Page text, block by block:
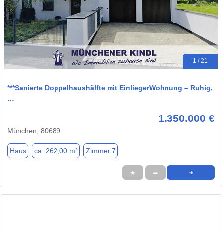
1 / 21
***Sanierte Doppelhaushälfte mit EinliegerWohnung – Ruhig,
…
1.350.000 €
München, 80689
Haus ca. 262,00 m² Zimmer 7
★ ➦ ➜